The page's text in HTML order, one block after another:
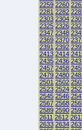
2259 2260
2281 2282
2303 2304
2325 2326
2347 2348
2369 2370
2391 2392
2413 2414
2435 2436
2457 2458
2479 2480
2501 2502
2523 2524
2545 2546
2567 2568
2589 2590
2611 2612
2633 2634